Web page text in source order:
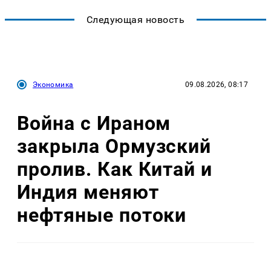
Следующая новость
Экономика 09.08.2026, 08:17
Война с Ираном
закрыла Ормузский
пролив. Как Китай и
Индия меняют
нефтяные потоки